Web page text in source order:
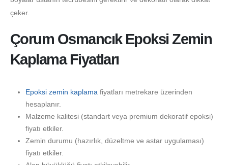
çeker.
Çorum Osmancık Epoksi Zemin
Kaplama Fiyatları
Epoksi zemin kaplama fiyatları metrekare üzerinden
hesaplanır.
Malzeme kalitesi (standart veya premium dekoratif epoksi)
fiyatı etkiler.
Zemin durumu (hazırlık, düzeltme ve astar uygulaması)
fiyatı etkiler.